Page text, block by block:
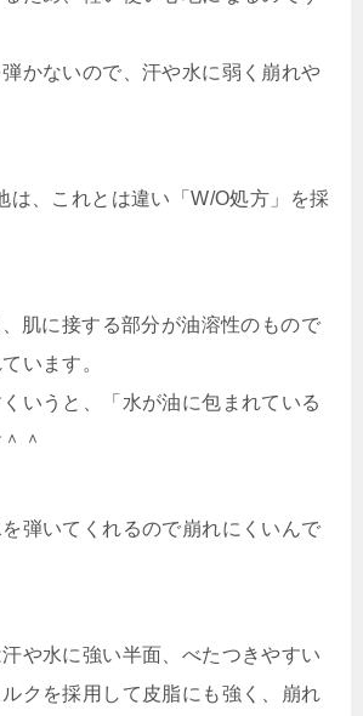
かないので、汗や水に弱く崩れや
は、これとは違い「W/O処方 」を採
、肌に接する部分が油溶性のもので
います。
いうと、「 水が油に包まれている
＾
弾いてくれるので崩れにくいんで
や水に強い半面、べたつきやすい
クを採用して皮脂にも強く、崩れ